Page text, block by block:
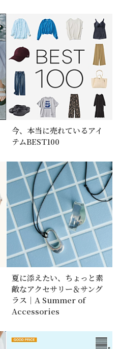
今、本当に売れているアイ
テムBEST100
夏に添えたい、ちょっと素
敵なアクセサリー＆サング
ラス｜A Summer of
Accessories